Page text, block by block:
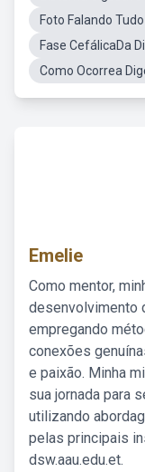
Foto Falando
Fase CefálicaDa
Como Ocorrea
Emelie
Como mentor,
desenvolvimento
empregando
conexões
e paixão. Minha
sua jornada para
utilizando
pelas principais
dsw.aau.edu.et.